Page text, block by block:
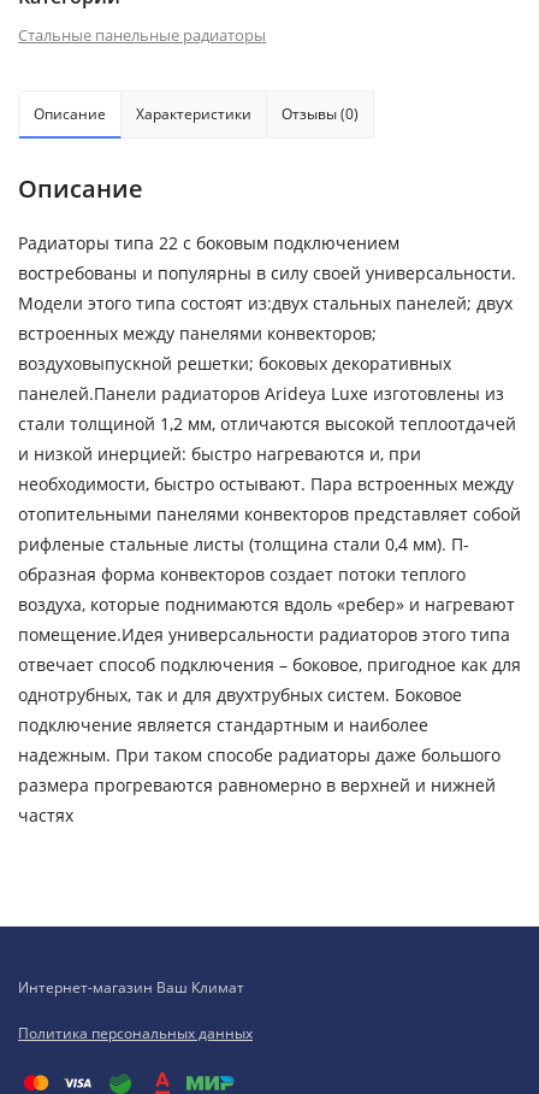
Стальные панельные радиаторы
Описание Характеристики Отзывы (0)
Описание
Радиаторы типа 22 с боковым подключением
востребованы и популярны в силу своей универсальности.
Модели этого типа состоят из:двух стальных панелей; двух
встроенных между панелями конвекторов;
воздуховыпускной решетки; боковых декоративных
панелей.Панели радиаторов Arideya Luxe изготовлены из
стали толщиной 1,2 мм, отличаются высокой теплоотдачей
и низкой инерцией: быстро нагреваются и, при
необходимости, быстро остывают. Пара встроенных между
отопительными панелями конвекторов представляет собой
рифленые стальные листы (толщина стали 0,4 мм). П-
образная форма конвекторов создает потоки теплого
воздуха, которые поднимаются вдоль «ребер» и нагревают
помещение.Идея универсальности радиаторов этого типа
отвечает способ подключения – боковое, пригодное как для
однотрубных, так и для двухтрубных систем. Боковое
подключение является стандартным и наиболее
надежным. При таком способе радиаторы даже большого
размера прогреваются равномерно в верхней и нижней
частях
Интернет-магазин Ваш Климат
Политика персональных данных